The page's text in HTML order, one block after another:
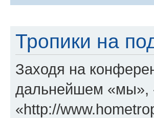
Тропики на
Заходя на
дальнейшем «мы»,
«http://